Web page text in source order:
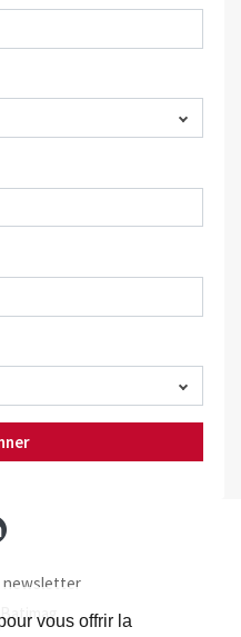
vous offrir la
newsletter
Batimag